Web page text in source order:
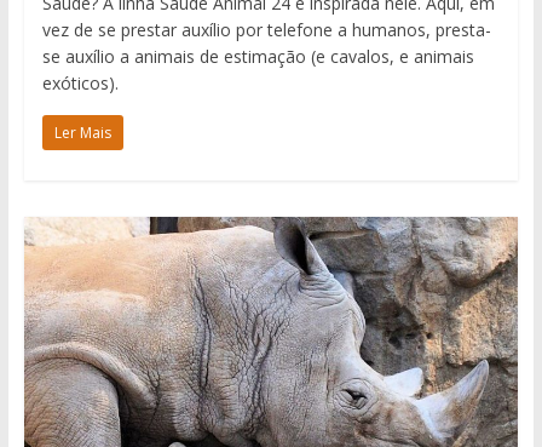
vez de se prestar auxílio por telefone a humanos, presta-
se auxílio a animais de estimação (e cavalos, e animais
exóticos).
Ler Mais